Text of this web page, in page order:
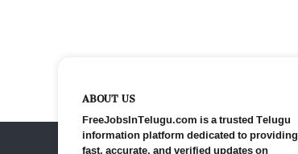
ABOUT US
FreeJobsInTelugu.com is a trusted Telugu
information platform dedicated to providing
fast, accurate, and verified updates on